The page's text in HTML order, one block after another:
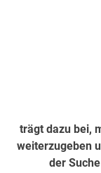
trägt dazu bei,
weiterzugeben
der